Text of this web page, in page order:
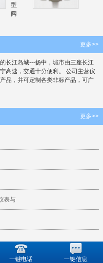
型
阀
更多>>
长江岛城---扬中，城市由三座长江
高速，交通十分便利。 公司主营仪
品，并可定制各类非标产品，可广
更多>>
表与
一键电话 一键信息